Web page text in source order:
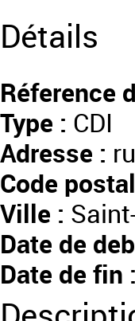
Détails
Réference
Type : CDI
Adresse :
Code
Ville :
Date de
Date de fin :